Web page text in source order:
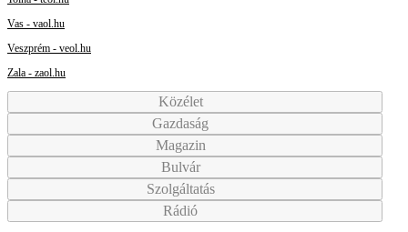
Vas - vaol.hu
Veszprém - veol.hu
Zala - zaol.hu
Közélet
Gazdaság
Magazin
Bulvár
Szolgáltatás
Rádió